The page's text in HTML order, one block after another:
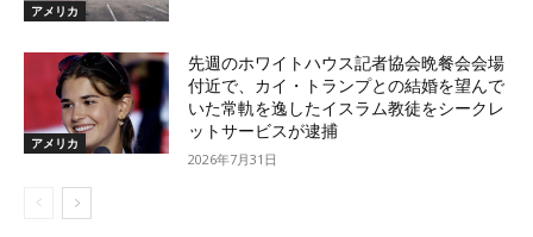
アメリカ
アメリカ
先週のホワイトハウス記者協会晩餐会会場
付近で、カイ・トランプとの結婚を望んで
いた常軌を逸したイスラム教徒をシークレ
ットサービスが逮捕
2026年7月31日